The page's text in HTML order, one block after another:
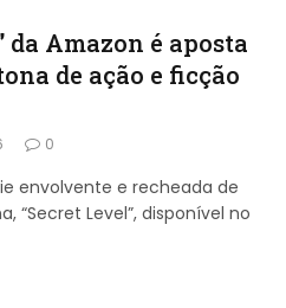
da Amazon é aposta
de ação e ficção
0
envolvente e recheada de
“Secret Level”, disponível no